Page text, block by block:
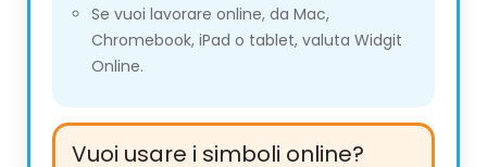
Se vuoi lavorare online, da Mac,
Chromebook, iPad o tablet, valuta Widgit
Online.
Vuoi usare i simboli online?